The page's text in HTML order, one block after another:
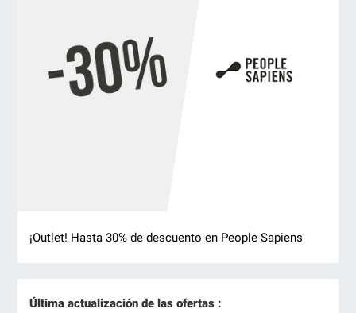
¡Outlet! Hasta 30% de descuento en People Sapiens
Última actualización de las ofertas :